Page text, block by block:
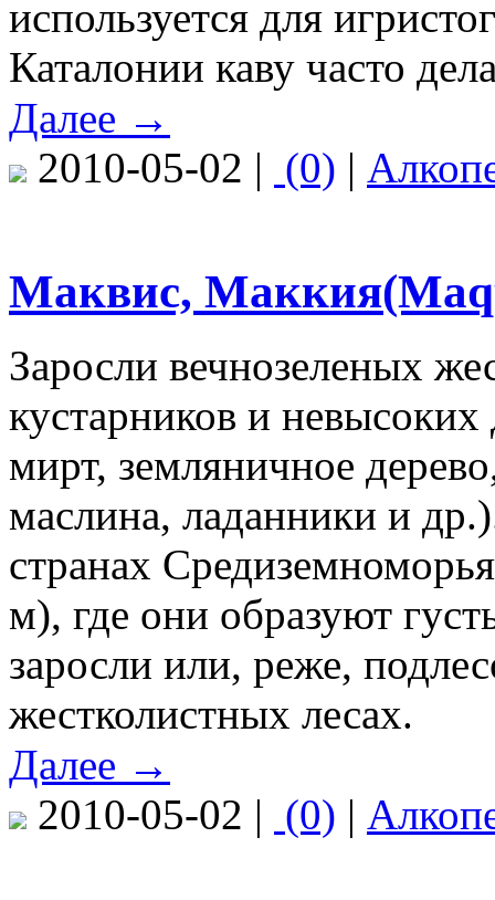
используется для
Каталонии каву часто
Далее →
2010-05-02 | (0) |
Маквис,
Заросли вечнозеленых
кустарников и
мирт, земляничное
маслина, ладанники и
странах
м), где они образуют
заросли или, реже,
жестколистных лесах.
Далее →
2010-05-02 | (0) |